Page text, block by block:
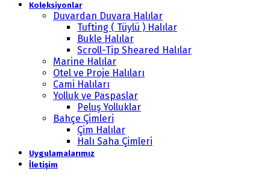
Koleksiyonlar
Duvardan Duvara Halılar
Tufting ( Tüylü ) Halılar
Bukle Halılar
Scroll-Tip Sheared Halılar
Marine Halılar
Otel ve Proje Halıları
Cami Halıları
Yolluk ve Paspaslar
Peluş Yolluklar
Bahçe Çimleri
Çim Halılar
Halı Saha Çimleri
Uygulamalarımız
İletişim